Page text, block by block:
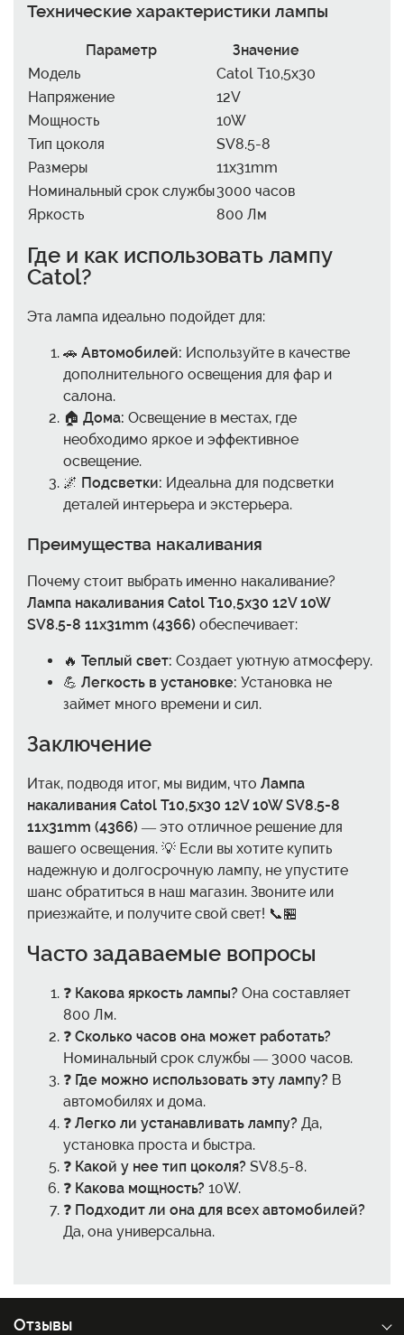
Технические характеристики лампы
Параметр
Значение
Модель
Catol T10,5x30
Напряжение
12V
Мощность
10W
Тип цоколя
SV8.5-8
Размеры
11x31mm
Номинальный срок службы3000 часов
Яркость
800 Лм
Где и как использовать лампу
Catol?
Эта лампа идеально подойдет для:
🚗 Автомобилей: Используйте в качестве
дополнительного освещения для фар и
салона.
🏠 Дома: Освещение в местах, где
необходимо яркое и эффективное
освещение.
🌌 Подсветки: Идеальна для подсветки
деталей интерьера и экстерьера.
Преимущества накаливания
Почему стоит выбрать именно накаливание?
Лампа накаливания Catol T10,5x30 12V 10W
SV8.5-8 11x31mm (4366) обеспечивает:
🔥 Теплый свет: Создает уютную атмосферу.
💪 Легкость в установке: Установка не
займет много времени и сил.
Заключение
Итак, подводя итог, мы видим, что Лампа
накаливания Catol T10,5x30 12V 10W SV8.5-8
11x31mm (4366) — это отличное решение для
вашего освещения. 💡 Если вы хотите купить
надежную и долгосрочную лампу, не упустите
шанс обратиться в наш магазин. Звоните или
приезжайте, и получите свой свет! 📞🏪
Часто задаваемые вопросы
❓ Какова яркость лампы? Она составляет
800 Лм.
❓ Сколько часов она может работать?
Номинальный срок службы — 3000 часов.
❓ Где можно использовать эту лампу? В
автомобилях и дома.
❓ Легко ли устанавливать лампу? Да,
установка проста и быстра.
❓ Какой у нее тип цоколя? SV8.5-8.
❓ Какова мощность? 10W.
❓ Подходит ли она для всех автомобилей?
Да, она универсальна.
Отзывы